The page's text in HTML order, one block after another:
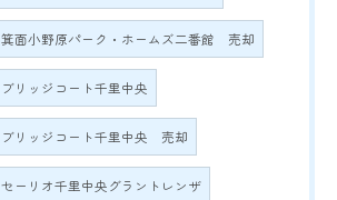
箕面小野原パーク・ホームズ二番館 売却
ブリッジコート千里中央
ブリッジコート千里中央 売却
セーリオ千里中央グラントレンザ